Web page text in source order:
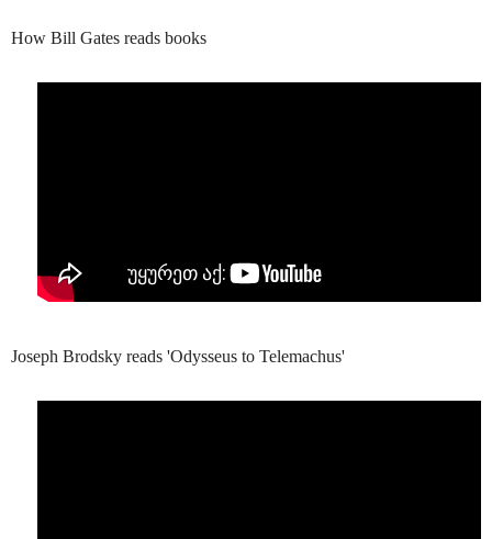
How Bill Gates reads books
Joseph Brodsky reads 'Odysseus to Telemachus'